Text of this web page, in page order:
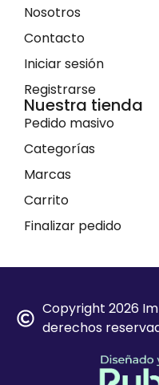
Nosotros
Contacto
Iniciar sesión
Registrarse
Nuestra tienda
Pedido masivo
Categorías
Marcas
Carrito
Finalizar pedido
Copyright 2026
derechos